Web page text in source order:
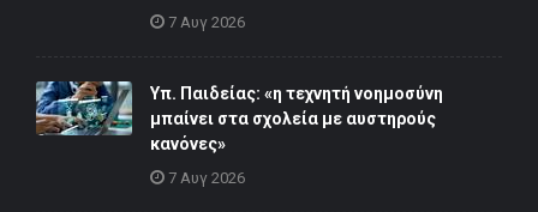
7 Αυγ 2026
Υπ. Παιδείας: «η τεχνητή νοημοσύνη
μπαίνει στα σχολεία με αυστηρούς
κανόνες»
7 Αυγ 2026